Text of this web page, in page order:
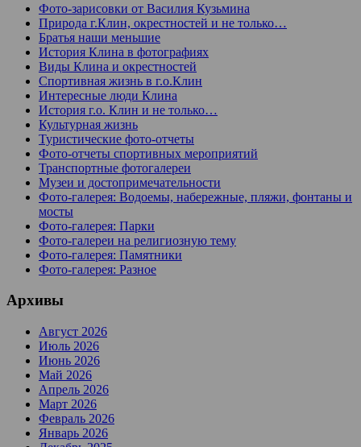
Фото-зарисовки от Василия Кузьмина
Природа г.Клин, окрестностей и не только…
Братья наши меньшие
История Клина в фотографиях
Виды Клина и окрестностей
Спортивная жизнь в г.о.Клин
Интересные люди Клина
История г.о. Клин и не только…
Культурная жизнь
Туристические фото-отчеты
Фото-отчеты спортивных мероприятий
Транспортные фотогалереи
Музеи и достопримечательности
Фото-галерея: Водоемы, набережные, пляжи, фонтаны и
мосты
Фото-галерея: Парки
Фото-галереи на религиозную тему
Фото-галерея: Памятники
Фото-галерея: Разное
Архивы
Август 2026
Июль 2026
Июнь 2026
Май 2026
Апрель 2026
Март 2026
Февраль 2026
Январь 2026